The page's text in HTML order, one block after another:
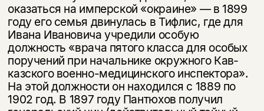
оказаться на имперской «окраине» — в 1899
году его семья дви­нулась в Тифлис, где для
Ивана Ивановича учредили особую
должность «врача пятого класса для особых
поручений при начальнике окружного Кав­
казского военно-медицинского инспектора».
На этой должности он нахо­дился с 1889 по
1902 год. В 1897 году Пантюхов получил